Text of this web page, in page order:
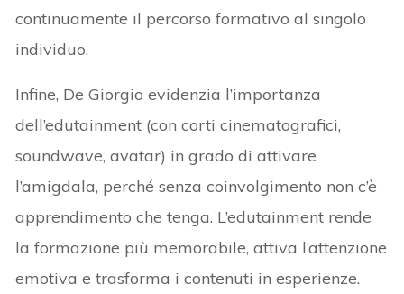
continuamente il percorso formativo al singolo
individuo.
Infine, De Giorgio evidenzia l’importanza
dell’edutainment (con corti cinematografici,
soundwave, avatar) in grado di attivare
l’amigdala, perché senza coinvolgimento non c’è
apprendimento che tenga. L’edutainment rende
la formazione più memorabile, attiva l’attenzione
emotiva e trasforma i contenuti in esperienze.